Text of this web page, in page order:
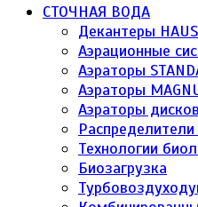
СТОЧНАЯ ВОДА
Декантеры HAUS
Аэрационные
Аэраторы
Аэраторы
Аэраторы
Распределители
Технологии
Биозагрузка